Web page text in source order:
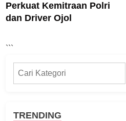
Perkuat Kemitraan Polri
dan Driver Ojol
```
Cari
TRENDING